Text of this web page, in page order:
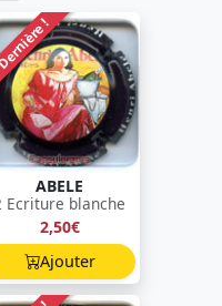
!
ABELE
Ecriture blanche
2,50€
Ajouter